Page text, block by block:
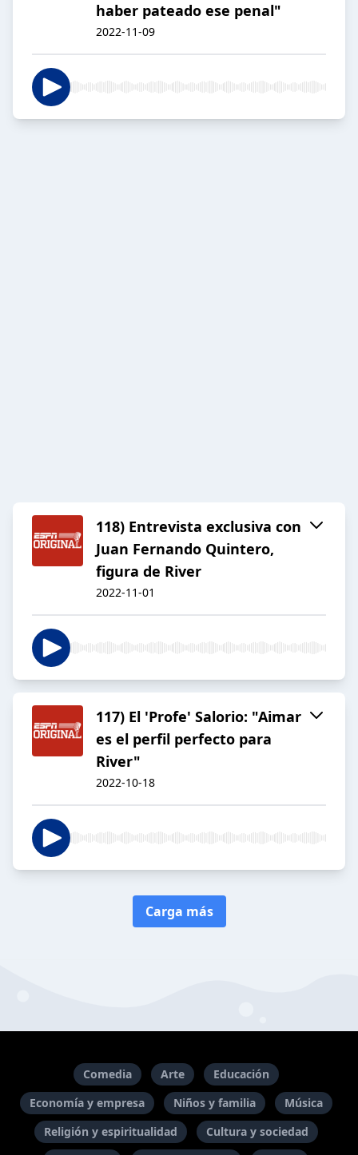
haber pateado ese penal"
2022-11-09
118) Entrevista exclusiva con
Juan Fernando Quintero,
figura de River
2022-11-01
117) El 'Profe' Salorio: "Aimar
es el perfil perfecto para
River"
2022-10-18
Carga más
Comedia Arte
Educación
Economía y empresa
Niños y familia
Música
Religión y espiritualidad
Cultura y sociedad